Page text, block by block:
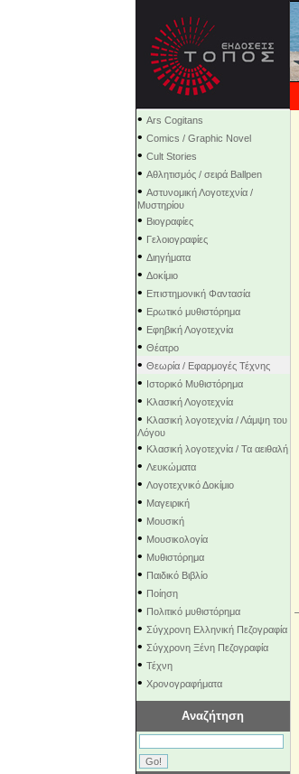
• Ars Cogitans
• Comics / Graphic Novel
• Cult Stories
• Αθλητισμός / σειρά Ballpen
• Αστυνομική Λογοτεχνία /
Μυστηρίου
• Βιογραφίες
• Γελοιογραφίες
• Διηγήματα
• Δοκίμιο
• Επιστημονική Φαντασία
• Ερωτικό μυθιστόρημα
• Εφηβική Λογοτεχνία
• Θέατρο
• Θεωρία / Εφαρμογές Τέχνης
• Ιστορικό Μυθιστόρημα
• Κλασική Λογοτεχνία
• Κλασική λογοτεχνία / Λάμψη του
Λόγου
• Κλασική λογοτεχνία / Τα αειθαλή
• Λευκώματα
• Λογοτεχνικό Δοκίμιο
• Μαγειρική
• Μουσική
• Μουσικολογία
• Μυθιστόρημα
• Παιδικό Βιβλίο
• Ποίηση
• Πολιτικό μυθιστόρημα
• Σύγχρονη Ελληνική Πεζογραφία
• Σύγχρονη Ξένη Πεζογραφία
• Τέχνη
• Χρονογραφήματα
Αναζήτηση